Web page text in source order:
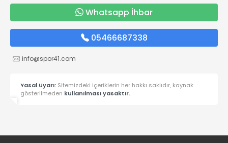
Whatsapp İhbar
05466687338
info@spor41.com
Yasal Uyarı: Sitemizdeki içeriklerin her hakkı saklıdır, kaynak
gösterilmeden kullanılması yasaktır.